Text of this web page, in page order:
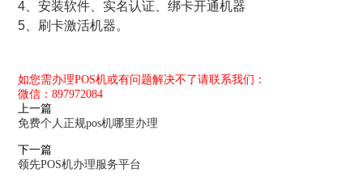
4、安装软件、实名认证、绑卡开通机器
5、刷卡激活机器。
如您需办理POS机或有问题解决不了请联系我们：
微信：897972084
上一篇
免费个人正规pos机哪里办理
下一篇
领先POS机办理服务平台